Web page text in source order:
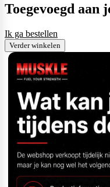
Toegevoegd aan
Ik ga bestellen
Verder winkelen